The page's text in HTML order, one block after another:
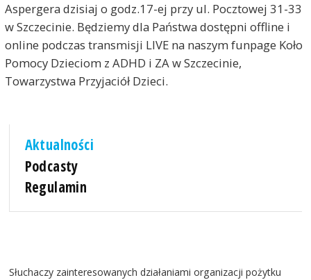
Aspergera dzisiaj o godz.17-ej przy ul. Pocztowej 31-33
w Szczecinie. Będziemy dla Państwa dostępni offline i
online podczas transmisji LIVE na naszym funpage Koło
Pomocy Dzieciom z ADHD i ZA w Szczecinie,
Towarzystwa Przyjaciół Dzieci.
Aktualności
Podcasty
Regulamin
Słuchaczy zainteresowanych działaniami organizacji pożytku